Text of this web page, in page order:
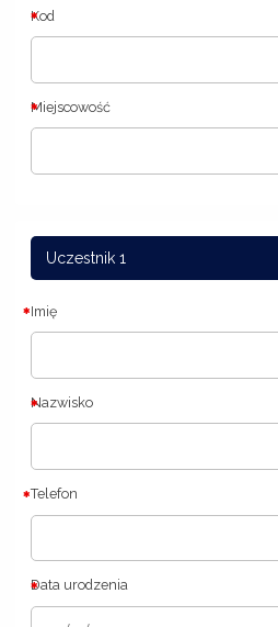
Kod
Miejscowość
Uczestnik 1
Imię
Nazwisko
Telefon
Data urodzenia